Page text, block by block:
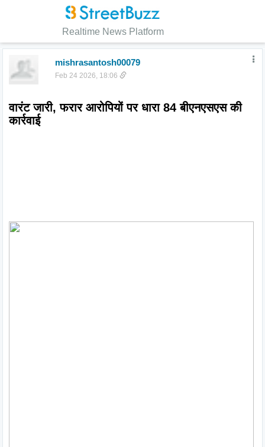
Realtime News Platform
mishrasantosh00079
Feb 24 2026, 18:06
वारंट जारी, फरार आरोपियों पर धारा 84 बीएनएसएस की